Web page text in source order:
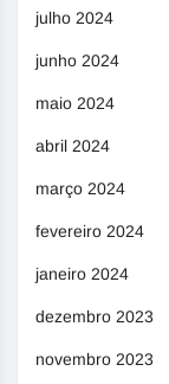
julho 2024
junho 2024
maio 2024
abril 2024
março 2024
fevereiro 2024
janeiro 2024
dezembro 2023
novembro 2023